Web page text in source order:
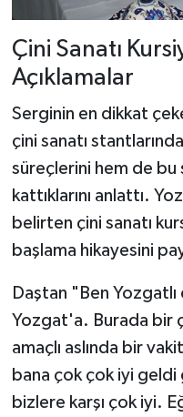
Çini Sanatı
Açıklamalar
Serginin en dikkat
çini sanatı
süreçlerini hem de bu
kattıklarını anlattı.
belirten çini sanatı
başlama hikayesini
Daştan "Ben
Yozgat'a. Burada bir
amaçlı aslında bir
bana çok çok iyi
bizlere karşı çok iyi.